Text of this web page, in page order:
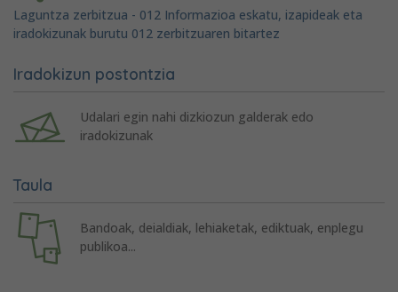
Laguntza zerbitzua - 012 Informazioa eskatu, izapideak eta
iradokizunak burutu 012 zerbitzuaren bitartez
Iradokizun postontzia
Udalari egin nahi dizkiozun galderak edo
iradokizunak
Taula
Bandoak, deialdiak, lehiaketak, ediktuak, enplegu
publikoa...